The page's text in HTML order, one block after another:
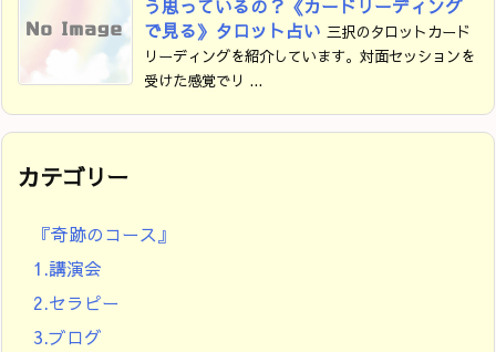
う思っているの？《カードリーディング
で見る》タロット占い 三択のタロットカード
リーディングを紹介しています。対面セッションを
受けた感覚でリ ...
カテゴリー
『奇跡のコース』
1.講演会
2.セラピー
3.ブログ